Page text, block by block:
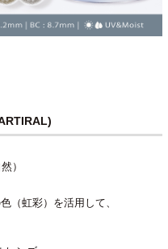
）
（虹彩）を活用して、